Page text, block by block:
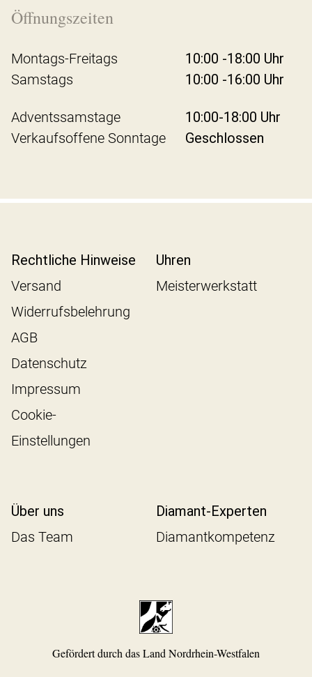
Öffnungszeiten
Montags-Freitags
10:00 -18:00 Uhr
Samstags
10:00 -16:00 Uhr
Adventssamstage
10:00-18:00 Uhr
Verkaufsoffene Sonntage
Geschlossen
Rechtliche Hinweise
Versand
Widerrufsbelehrung
AGB
Datenschutz
Impressum
Cookie-
Einstellungen
Uhren
Meisterwerkstatt
Über uns
Das Team
Diamant-Experten
Diamantkompetenz
Gefördert durch das Land Nordrhein-Westfalen